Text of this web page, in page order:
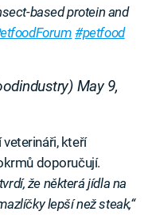
based protein and
#petfood
May 9,
veterináři, kteří
doporučují.
že některá jídla na
lepší než steak,“